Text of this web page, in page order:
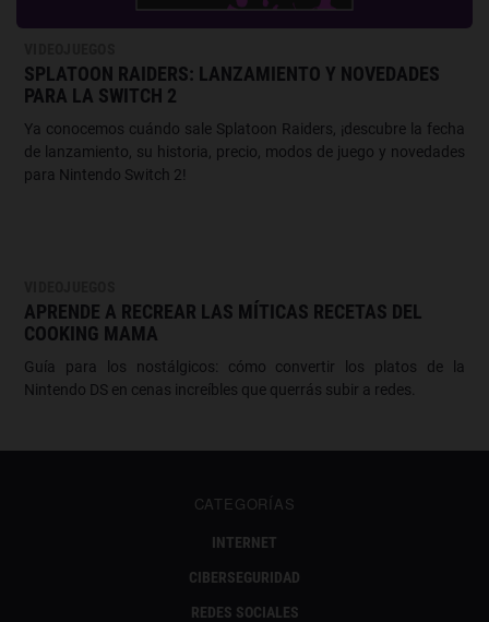
SPLATOON RAIDERS: LANZAMIENTO Y NOVEDADES
PARA LA SWITCH 2
Ya conocemos cuándo sale Splatoon Raiders, ¡descubre la fecha
de lanzamiento, su historia, precio, modos de juego y novedades
para Nintendo Switch 2!
APRENDE A RECREAR LAS MÍTICAS RECETAS DEL
COOKING MAMA
Guía para los nostálgicos: cómo convertir los platos de la
Nintendo DS en cenas increíbles que querrás subir a redes.
CATEGORÍAS
INTERNET
CIBERSEGURIDAD
REDES SOCIALES